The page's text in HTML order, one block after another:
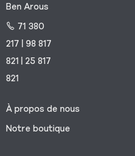
Ben Arous
71 380
217 | 98 817
821 | 25 817
821
À propos de nous
Notre boutique